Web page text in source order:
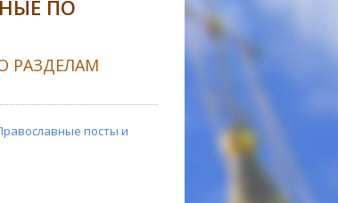
ПО
РАЗДЕЛАМ
посты и